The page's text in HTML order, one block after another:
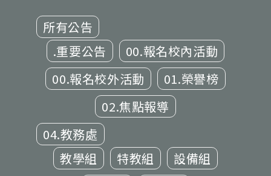
所有公告
.重要公告
00.報名校內活動
00.報名校外活動
01.榮譽榜
02.焦點報導
04.教務處
教學組
特教組
設備組